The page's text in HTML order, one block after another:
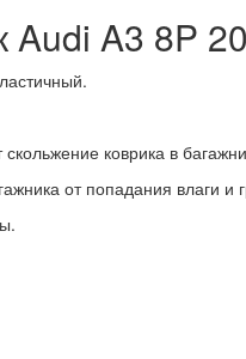
Audi A3 8P
коврика в
от попадания влаги и